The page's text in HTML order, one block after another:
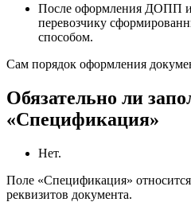
После оформления ДОПП
перевозчику
способом.
Сам порядок оформления
Обязательно ли
«Спецификация»
Нет.
Поле «Спецификация»
реквизитов документа.